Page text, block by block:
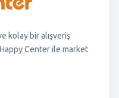
kolay bir alışveriş
Center ile market